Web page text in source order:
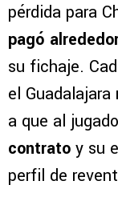
pérdida para
pagó
su fichaje.
el Guadalajara
a que al
contrato y su
perfil de